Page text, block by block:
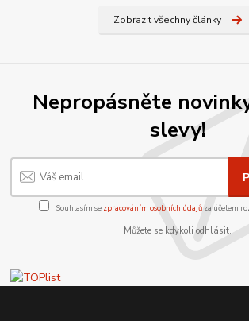
Zobrazit všechny články
Nepropásněte
slevy!
Souhlasím se zpracováním osobních údajůza účelem
Můžete se kdykoli odhlásit.